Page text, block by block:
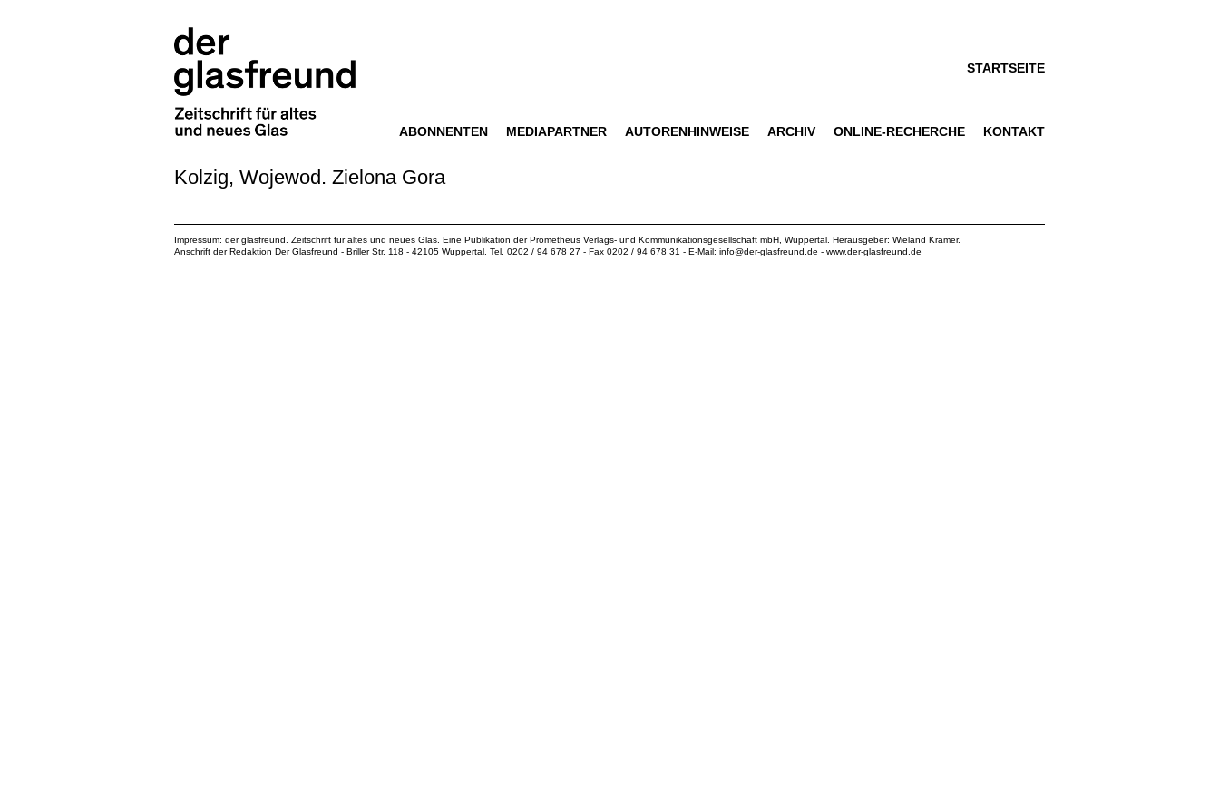
STARTSEITE
ABONNENTEN MEDIAPARTNER AUTORENHINWEISE ARCHIV ONLINE-RECHERCHE KONTAKT
Kolzig, Wojewod. Zielona Gora
Impressum: der glasfreund. Zeitschrift für altes und neues Glas. Eine Publikation derPrometheus Verlags- und Kommunikationsgesellschaft mbH , Wuppertal. Herausgeber: Wieland Kramer.
Anschrift der Redaktion Der Glasfreund - Briller Str. 118 - 42105 Wuppertal. Tel. 0202 / 94 678 27 - Fax 0202 / 94 678 31 - E-Mail: info@der-glasfreund.de - www.der-glasfreund.de